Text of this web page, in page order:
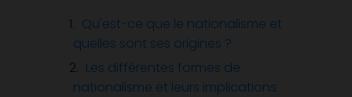
Qu'est-ce que le nationalisme et
quelles sont ses origines ?
Les différentes formes de
nationalisme et leurs implications